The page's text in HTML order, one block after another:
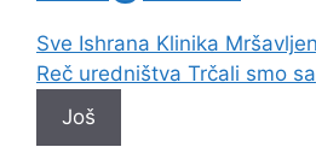
Sve Ishrana Klinika
Reč uredništva Trčali smo sa
Još